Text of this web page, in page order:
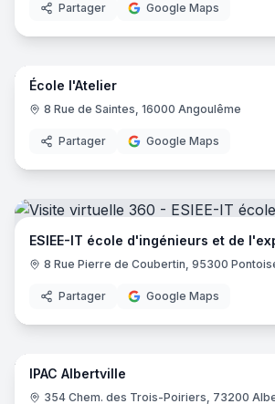
Partager Google Maps
École l'Atelier
8 Rue de Saintes, 16000 Angoulême
Partager Google Maps
8 Rue Pierre de Coubertin, 95300
Partager Google Maps
IPAC Albertville
354 Chem. des Trois-Poiriers, 73200